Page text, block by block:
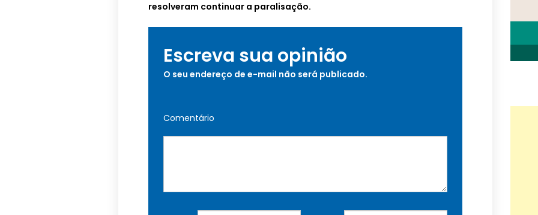
resolveram continuar a paralisação.
Escreva sua opinião
O seu endereço de e-mail não será publicado.
Comentário